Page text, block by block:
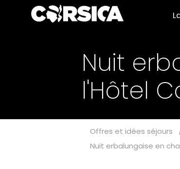
Nuit
l'Hôtel
Offres et idées séjours
Nuit erbalungaise en